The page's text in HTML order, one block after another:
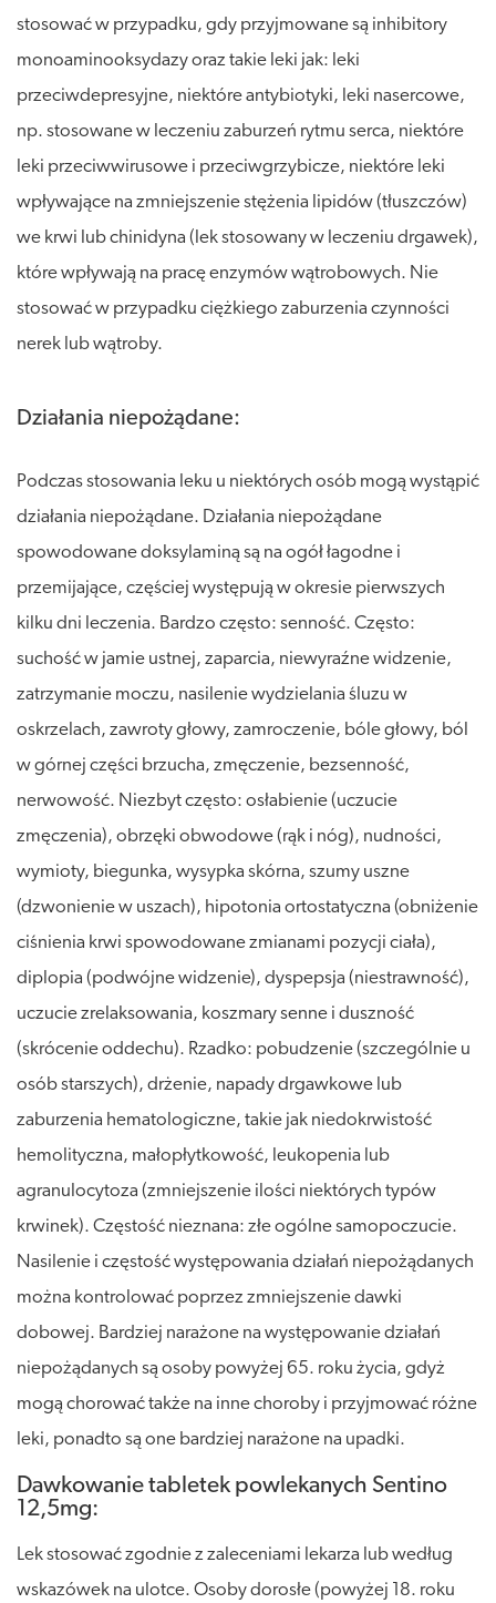
stosować w przypadku, gdy przyjmowane są inhibitory
monoaminooksydazy oraz takie leki jak: leki
przeciwdepresyjne, niektóre antybiotyki, leki nasercowe,
np. stosowane w leczeniu zaburzeń rytmu serca, niektóre
leki przeciwwirusowe i przeciwgrzybicze, niektóre leki
wpływające na zmniejszenie stężenia lipidów (tłuszczów)
we krwi lub chinidyna (lek stosowany w leczeniu drgawek),
które wpływają na pracę enzymów wątrobowych. Nie
stosować w przypadku ciężkiego zaburzenia czynności
nerek lub wątroby.
Działania niepożądane:
Podczas stosowania leku u niektórych osób mogą wystąpić
działania niepożądane. Działania niepożądane
spowodowane doksylaminą są na ogół łagodne i
przemijające, częściej występują w okresie pierwszych
kilku dni leczenia. Bardzo często: senność. Często:
suchość w jamie ustnej, zaparcia, niewyraźne widzenie,
zatrzymanie moczu, nasilenie wydzielania śluzu w
oskrzelach, zawroty głowy, zamroczenie, bóle głowy, ból
w górnej części brzucha, zmęczenie, bezsenność,
nerwowość. Niezbyt często: osłabienie (uczucie
zmęczenia), obrzęki obwodowe (rąk i nóg), nudności,
wymioty, biegunka, wysypka skórna, szumy uszne
(dzwonienie w uszach), hipotonia ortostatyczna (obniżenie
ciśnienia krwi spowodowane zmianami pozycji ciała),
diplopia (podwójne widzenie), dyspepsja (niestrawność),
uczucie zrelaksowania, koszmary senne i duszność
(skrócenie oddechu). Rzadko: pobudzenie (szczególnie u
osób starszych), drżenie, napady drgawkowe lub
zaburzenia hematologiczne, takie jak niedokrwistość
hemolityczna, małopłytkowość, leukopenia lub
agranulocytoza (zmniejszenie ilości niektórych typów
krwinek). Częstość nieznana: złe ogólne samopoczucie.
Nasilenie i częstość występowania działań niepożądanych
można kontrolować poprzez zmniejszenie dawki
dobowej. Bardziej narażone na występowanie działań
niepożądanych są osoby powyżej 65. roku życia, gdyż
mogą chorować także na inne choroby i przyjmować różne
leki, ponadto są one bardziej narażone na upadki.
Dawkowanie tabletek powlekanych Sentino
12,5mg:
Lek stosować zgodnie z zaleceniami lekarza lub według
wskazówek na ulotce. Osoby dorosłe (powyżej 18. roku